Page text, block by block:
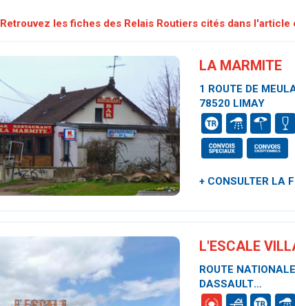
Retrouvez les fiches des Relais Routiers cités dans
LA MARMITE
1 ROUTE DE
78520 LIMAY
+ CONSULTER LA
L'ESCALE
ROUTE
DASSAULT
36130 DEOLS